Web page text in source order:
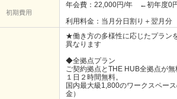
初期費用
年会費：22,000円/年 ←初年度0
利用料金：当月分日割り＋翌月分
★働き方の多様性に応じたプラ
異なります
◆全拠点プラン
ご契約拠点とTHE HUB全拠点が
１日２時間無料。
国内最大級1,800のワークスペー
金）